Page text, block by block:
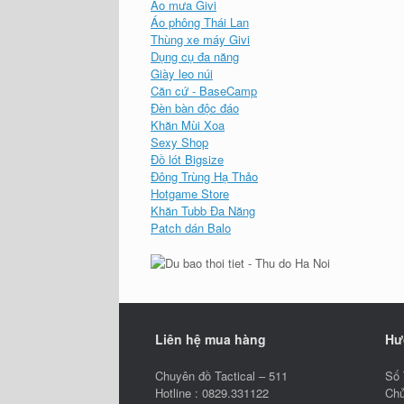
Áo mưa Givi
Áo phông Thái Lan
Thùng xe máy Givi
Dụng cụ đa năng
Giày leo núi
Căn cứ - BaseCamp
Đèn bàn độc đáo
Khăn Mùi Xoa
Sexy Shop
Đồ lót Bigsize
Đông Trùng Hạ Thảo
Hotgame Store
Khăn Tubb Đa Năng
Patch dán Balo
Liên hệ mua hàng
Chuyên đồ Tactical – 511
Hotline : 0829.331122
Số